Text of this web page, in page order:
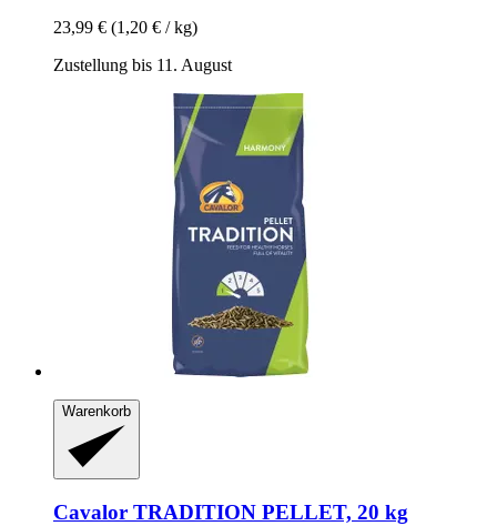
23,99 € (1,20 € / kg)
Zustellung bis 11. August
Warenkorb
Cavalor TRADITION PELLET, 20 kg